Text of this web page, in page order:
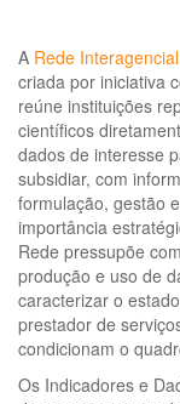
A Rede
criada por iniciativa
reúne instituições
científicos
dados de interesse
subsidiar, com
formulação, gestão
importância
Rede pressupõe
produção e uso de
caracterizar o
prestador de
condicionam o
Os Indicadores e